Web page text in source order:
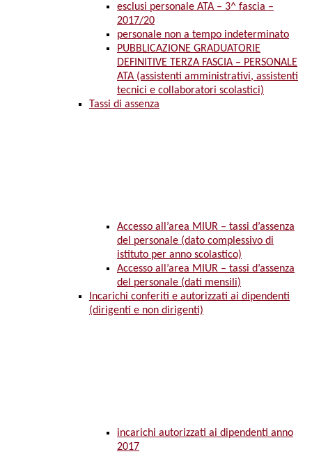
esclusi personale ATA – 3^ fascia –
2017/20
personale non a tempo indeterminato
PUBBLICAZIONE GRADUATORIE
DEFINITIVE TERZA FASCIA – PERSONALE
ATA (assistenti amministrativi, assistenti
tecnici e collaboratori scolastici)
Tassi di assenza
Accesso all’area MIUR – tassi d’assenza
del personale (dato complessivo di
istituto per anno scolastico)
Accesso all’area MIUR – tassi d’assenza
del personale (dati mensili)
Incarichi conferiti e autorizzati ai dipendenti
(dirigenti e non dirigenti)
incarichi autorizzati ai dipendenti anno
2017